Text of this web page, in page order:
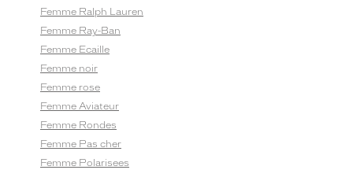
Femme Ralph Lauren
Femme Ray-Ban
Femme Ecaille
Femme noir
Femme rose
Femme Aviateur
Femme Rondes
Femme Pas cher
Femme Polarisees